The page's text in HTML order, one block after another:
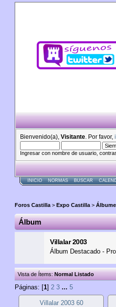
Bienvenido(a), Visitante . Por favor,
Ingresar con nombre de usuario,
INICIO NORMAS BUSCAR
Foros Castilla > Expo Castilla >
Álbum
Villalar 2003
Álbum Destacado -
Vista de Ítems:Normal Listado
Páginas: [1] 2 3 ... 5
Villalar 2003 60